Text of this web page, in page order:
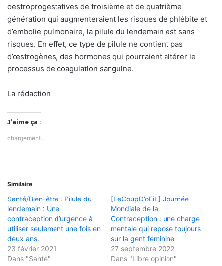
oestroprogestatives de troisième et de quatrième
génération qui augmenteraient les risques de phlébite et
d’embolie pulmonaire, la pilule du lendemain est sans
risques. En effet, ce type de pilule ne contient pas
d’œstrogènes, des hormones qui pourraient altérer le
processus de coagulation sanguine.
La rédaction
J’aime ça :
chargement…
Similaire
Santé/Bien-être : Pilule du
lendemain : Une
contraception d’urgence à
utiliser seulement une fois en
deux ans.
23 février 2021
Dans "Santé"
[LeCoupD’oEiL] Journée
Mondiale de la
Contraception : une charge
mentale qui repose toujours
sur la gent féminine
27 septembre 2022
Dans "Libre opinion"